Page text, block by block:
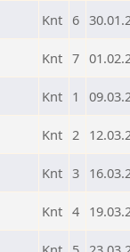
Knt 6
Knt 7
Knt 1
Knt 2
Knt 3
Knt 4